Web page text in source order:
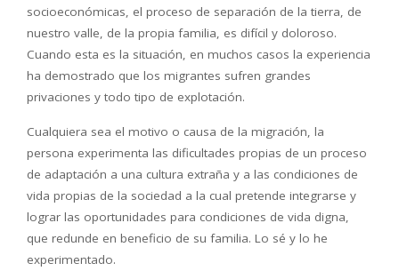
socioeconómicas, el proceso de separación de la tierra, de
nuestro valle, de la propia familia, es difícil y doloroso.
Cuando esta es la situación, en muchos casos la experiencia
ha demostrado que los migrantes sufren grandes
privaciones y todo tipo de explotación.
Cualquiera sea el motivo o causa de la migración, la
persona experimenta las dificultades propias de un proceso
de adaptación a una cultura extraña y a las condiciones de
vida propias de la sociedad a la cual pretende integrarse y
lograr las oportunidades para condiciones de vida digna,
que redunde en beneficio de su familia. Lo sé y lo he
experimentado.